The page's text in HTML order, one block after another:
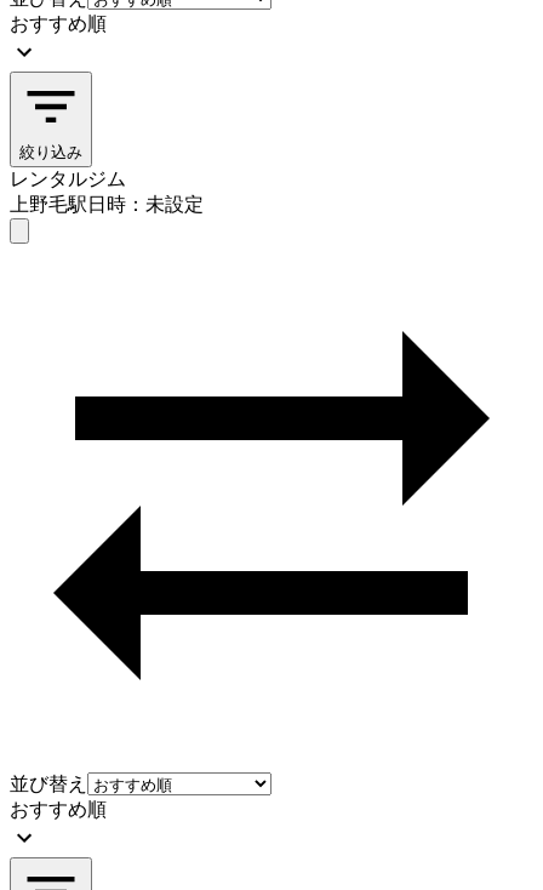
おすすめ順
絞り込み
レンタルジム
上野毛駅日時：未設定
並び替え
おすすめ順